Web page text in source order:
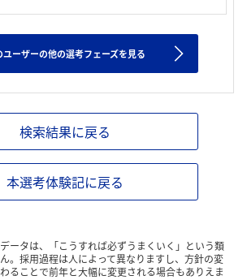
ユーザーの他の選考フェーズを見る
検索結果に戻る
本選考体験記に戻る
ータは、「こうすれば必ずうまくいく」という類
。採用過程は人によって異なりますし、方針の変
ることで前年と大幅に変更される場合もありえま